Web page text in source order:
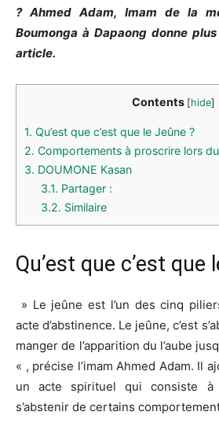
? Ahmed Adam, Imam de la
Boumonga à Dapaong donne
article.
Contents [hide]
1. Qu’est que c’est que le Jeûne ?
2. Comportements à proscrire lors
3. DOUMONE Kasan
3.1. Partager :
3.2. Similaire
Qu’est que c’est que
» Le jeûne est l’un des cinq
acte d’abstinence. Le jeûne, c’est
manger de l’apparition du l’aube
« , précise l’imam Ahmed Adam. Il
un acte spirituel qui consiste
s’abstenir de certains